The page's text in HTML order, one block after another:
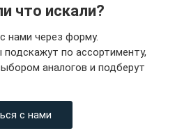
что искали?
нами через форму.
по ассортименту,
аналогов и подберут
с нами